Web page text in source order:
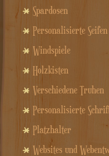
Spardosen
Personalisierte Seifen
Windspiele
Holzkisten
Verschiedene Truhen
Personalisierte
Platzhalter
Websites und